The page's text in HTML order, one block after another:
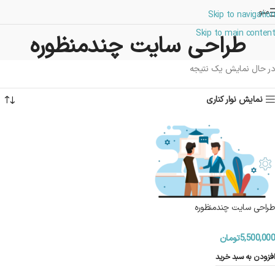
Skip to navigation
Skip to main content
منو
طراحی سایت چندمنظوره
در حال نمایش یک نتیجه
نمایش نوار کناری
طراحی سایت چندمنظوره
5,500,000تومان
افزودن به سبد خرید